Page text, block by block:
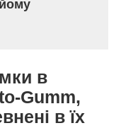
в
Gumm,
в їх